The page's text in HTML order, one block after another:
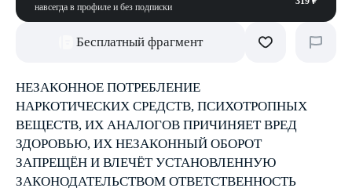
навсегда в профиле и без подписки
Бесплатный фрагмент
НЕЗАКОННОЕ ПОТРЕБЛЕНИЕ
НАРКОТИЧЕСКИХ СРЕДСТВ, ПСИХОТРОПНЫХ
ВЕЩЕСТВ, ИХ АНАЛОГОВ ПРИЧИНЯЕТ ВРЕД
ЗДОРОВЬЮ, ИХ НЕЗАКОННЫЙ ОБОРОТ
ЗАПРЕЩЁН И ВЛЕЧЁТ УСТАНОВЛЕННУЮ
ЗАКОНОДАТЕЛЬСТВОМ ОТВЕТСТВЕННОСТЬ